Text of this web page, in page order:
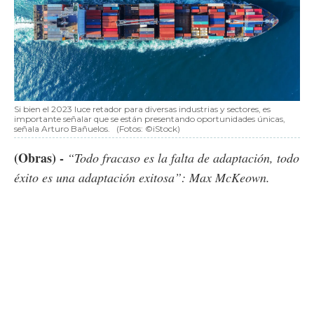
Si bien el 2023 luce retador para diversas industrias y sectores, es
importante señalar que se están presentando oportunidades únicas,
señala Arturo Bañuelos.
(Fotos: ©iStock)
(Obras) - “Todo fracaso es la falta de adaptación, todo
éxito es una adaptación exitosa”: Max McKeown.